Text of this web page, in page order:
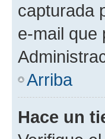
capturada
e-mail que
Arriba
Hace un